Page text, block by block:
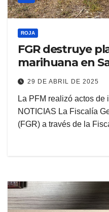
ROJA
FGR destruye
marihuana en
29 DE ABRIL DE 2025
La PFM realizó actos
NOTICIAS La Fiscalía
(FGR) a través de la